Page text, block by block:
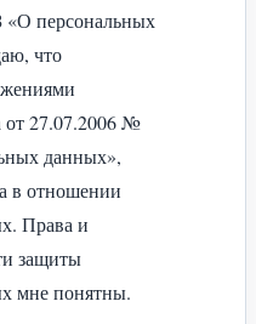
персональных
что
от 27.07.2006 №
данных»,
в отношении
Права и
защиты
мне понятны.